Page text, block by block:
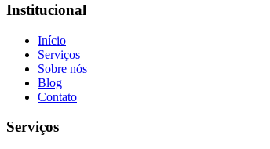
Institucional
Início
Serviços
Sobre nós
Blog
Contato
Serviços